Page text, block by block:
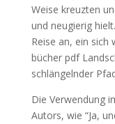
Weise kreuzten
und neugierig
Reise an, ein sich
bücher pdf
schlängelnder
Die Verwendung
Autors, wie “Ja,